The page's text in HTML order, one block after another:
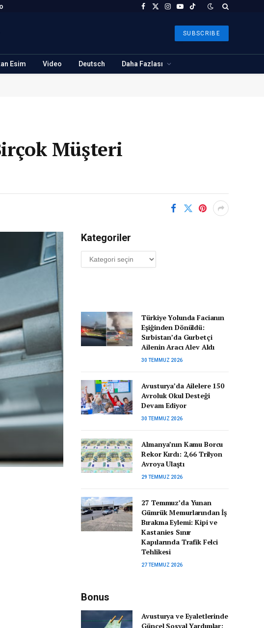
Facebook
X
Instagram
YouTubeTikTok
SUBSCRIBE
Esim Video Deutsch Daha Fazlası
Müşteri
Kategoriler
Kategoriler
Türkiye Yolunda Facianın
Eşiğinden Dönüldü:
Sırbistan’da Gurbetçi
Ailenin Aracı Alev Aldı
30 TEMMUZ 2026
Avusturya’da Ailelere 150
Avroluk Okul Desteği
Devam Ediyor
30 TEMMUZ 2026
Almanya’nın Kamu Borcu
Rekor Kırdı: 2,66 Trilyon
Avroya Ulaştı
29 TEMMUZ 2026
27 Temmuz’da Yunan
Gümrük Memurlarından İş
Bırakma Eylemi: Kipi ve
Kastanies Sınır
Kapılarında Trafik Felci
Tehlikesi
27 TEMMUZ 2026
Bonus
Avusturya ve Eyaletlerinde
Güncel Sosyal Yardımlar: